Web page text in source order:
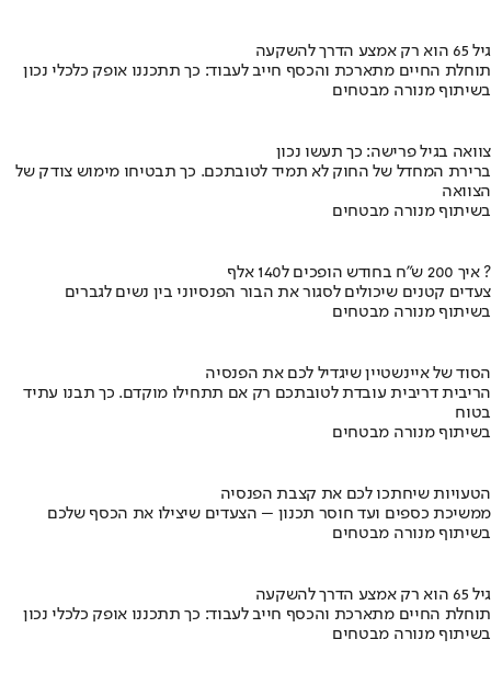
גיל 65 הוא רק אמצע הדרך להשקעה
תוחלת החיים מתארכת והכסף חייב לעבוד: כך תתכננו אופק כלכלי נכון
בשיתוף מנורה מבטחים
צוואה בגיל פרישה: כך תעשו נכון
ברירת המחדל של החוק לא תמיד לטובתכם. כך תבטיחו מימוש צודק של
הצוואה
בשיתוף מנורה מבטחים
איך 200 ש"ח בחודש הופכים ל140 אלף ?
צעדים קטנים שיכולים לסגור את הבור הפנסיוני בין נשים לגברים
בשיתוף מנורה מבטחים
הסוד של איינשטיין שיגדיל לכם את הפנסיה
הריבית דריבית עובדת לטובתכם רק אם תתחילו מוקדם. כך תבנו עתיד
בטוח
בשיתוף מנורה מבטחים
הטעויות שיחתכו לכם את קצבת הפנסיה
ממשיכת כספים ועד חוסר תכנון – הצעדים שיצילו את הכסף שלכם
בשיתוף מנורה מבטחים
גיל 65 הוא רק אמצע הדרך להשקעה
תוחלת החיים מתארכת והכסף חייב לעבוד: כך תתכננו אופק כלכלי נכון
בשיתוף מנורה מבטחים